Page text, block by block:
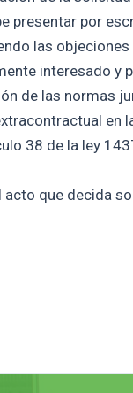
presentar por
las
interesado y
de las normas
en
38 de la ley
que decida